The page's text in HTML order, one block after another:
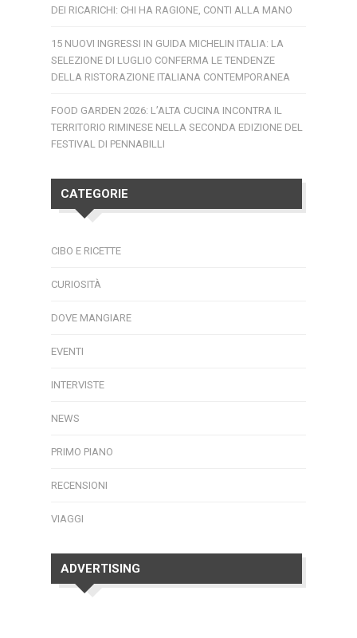
DEI RICARICHI: CHI HA RAGIONE, CONTI ALLA MANO
15 NUOVI INGRESSI IN GUIDA MICHELIN ITALIA: LA
SELEZIONE DI LUGLIO CONFERMA LE TENDENZE
DELLA RISTORAZIONE ITALIANA CONTEMPORANEA
FOOD GARDEN 2026: L’ALTA CUCINA INCONTRA IL
TERRITORIO RIMINESE NELLA SECONDA EDIZIONE DEL
FESTIVAL DI PENNABILLI
CATEGORIE
CIBO E RICETTE
CURIOSITÀ
DOVE MANGIARE
EVENTI
INTERVISTE
NEWS
PRIMO PIANO
RECENSIONI
VIAGGI
ADVERTISING